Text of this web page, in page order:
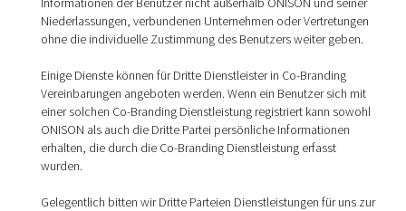
Niederlassungen, verbundenen Unternehmen oder Vertretungen
ohne die individuelle Zustimmung des Benutzers weiter geben.
Einige Dienste können für Dritte Dienstleister in Co-Branding
Vereinbarungen angeboten werden. Wenn ein Benutzer sich mit
einer solchen Co-Branding Dienstleistung registriert kann sowohl
ONISON als auch die Dritte Partei persönliche Informationen
erhalten, die durch die Co-Branding Dienstleistung erfasst
wurden.
Gelegentlich bitten wir Dritte Parteien Dienstleistungen für uns zur